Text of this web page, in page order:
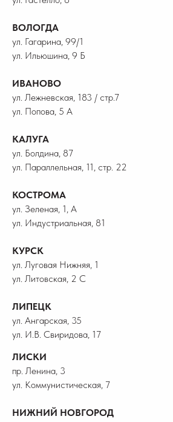
ВОЛОГДА
ул. Гагарина, 99/1
ул. Ильюшина, 9 Б
ИВАНОВО
ул. Лежневская, 183 / стр.7
ул. Попова, 5 А
КАЛУГА
ул. Болдина, 87
ул. Параллельная, 11, стр. 22
КОСТРОМА
ул. Зеленая, 1, А
ул. Индустриальная, 81
КУРСК
ул. Луговая Нижняя, 1
ул. Литовская, 2 С
ЛИПЕЦК
ул. Ангарская, 35
ул. И.В. Свиридова, 17
ЛИСКИ
пр. Ленина, 3
ул. Коммунистическая, 7
НИЖНИЙ НОВГОРОД